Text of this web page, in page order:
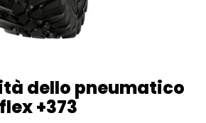
dello pneumatico
+373